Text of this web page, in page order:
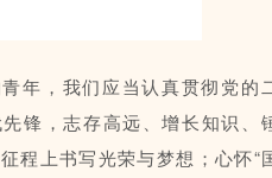
年，我们应当认真贯彻党的
锋，志存高远、增长知识、
程上书写光荣与梦想；心怀“